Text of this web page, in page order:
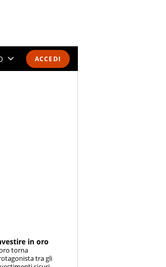
ACCEDI
in oro
torna
tra gli